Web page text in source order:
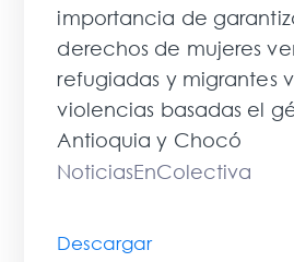
importancia de
derechos de mujeres
refugiadas y migrantes
violencias basadas el
Antioquia y Chocó
NoticiasEnColectiva
Descargar